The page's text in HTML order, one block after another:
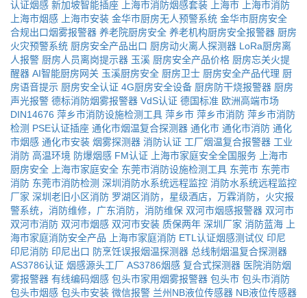
认证烟感 新加坡智能插座 上海市消防烟感套装 上海市
上海市消防
上海市烟感
上海市安装 金华市厨房无人预警系统 金华市厨房安全
合规出口烟雾报警器 养老院厨房安全 养老机构厨房安全报警器 厨房
火灾预警系统 厨房安全产品出口 厨房动火离人探测器 LoRa厨房离
人报警 厨房人员离岗提示器 玉溪 厨房安全产品价格 厨房忘关火提
醒器 AI智能厨房网关 玉溪厨房安全 厨房卫士 厨房安全产品代理 厨
房语音提示 厨房安全认证 4G厨房安全设备 厨房防干烧报警器 厨房
声光报警 德标消防烟雾报警器 VdS认证 德国标准 欧洲高端市场
DIN14676 萍乡市消防设施检测工具 萍乡市 萍乡市消防 萍乡市消防
检测 PSE认证插座 通化市烟温复合探测器 通化市 通化市消防 通化
市烟感 通化市安装 烟雾探测器 消防认证 工厂烟温复合报警器 工业
消防 高温环境 防爆烟感 FM认证 上海市家庭安全全国服务
上海市
厨房安全
上海市家庭安全 东莞市消防设施检测工具 东莞市 东莞市
消防 东莞市消防检测 深圳消防水系统远程监控 消防水系统远程监控
厂家 深圳老旧小区消防 罗湖区消防，星级酒店，万霖消防，火灾报
警系统，消防维修，广东消防，消防维保 双河市烟感报警器 双河市
双河市消防 双河市烟感 双河市安装 质保两年 深圳厂家 消防蓝海
上
海市家庭消防安全产品
上海市家庭消防 ETL认证烟感测试仪 印尼
印尼消防 印尼出口 防烹饪误报烟温探测器 总线制烟温复合探测器
AS3786认证 烟感源头工厂 AS3786烟感 复合式探测器 医院消防烟
雾报警器 有线编码烟感 包头市家用烟雾报警器 包头市 包头市消防
包头市烟感 包头市安装 微信报警 兰州NB液位传感器 NB液位传感器